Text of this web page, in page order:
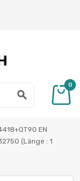
search
0
EN
(Länge : 1